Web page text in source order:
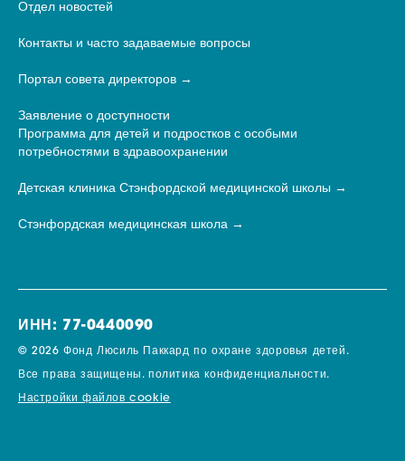
Отдел новостей
Контакты и часто задаваемые вопросы
Портал совета директоров
Заявление о доступности
Программа для детей и подростков с особыми
потребностями в здравоохранении
Детская клиника Стэнфордской медицинской школы
Стэнфордская медицинская школа
ИНН: 77-0440090
© 2026 Фонд Люсиль Паккард по охране здоровья детей.
Все права защищены. политика конфиденциальности.
Настройки файлов cookie